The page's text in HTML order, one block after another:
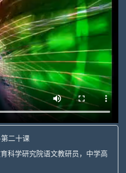
二十课
科学研究院语文教研员，中学高